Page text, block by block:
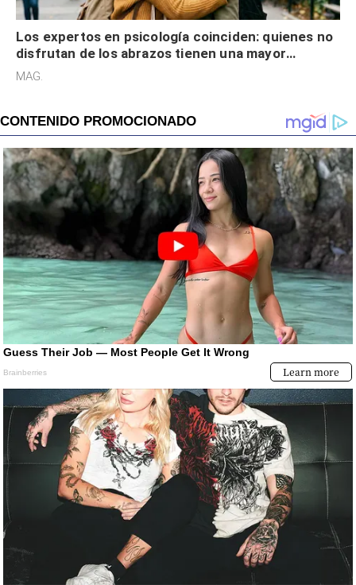
Los expertos en psicología coinciden: quienes no
disfrutan de los abrazos tienen una mayor
sensibilidad a los estímulos físicos y no es por
MAG.